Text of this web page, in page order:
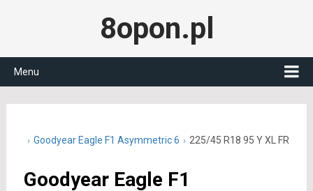
8opon.pl
Menu
Goodyear Eagle F1 Asymmetric 6 225/45 R18 95 Y XL FR
Goodyear Eagle F1